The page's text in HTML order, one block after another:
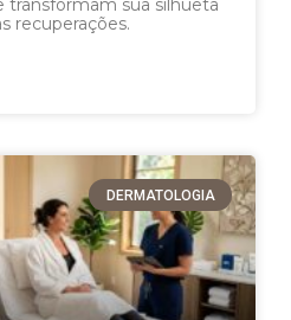
transformam sua silhueta
recuperações.
DERMATOLOGIA